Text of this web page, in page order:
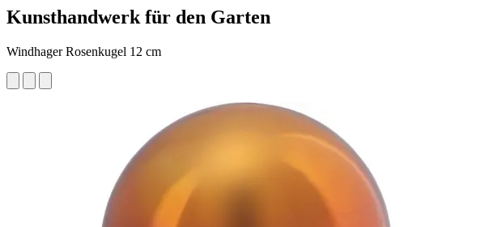
Kunsthandwerk für den Garten
Windhager Rosenkugel 12 cm